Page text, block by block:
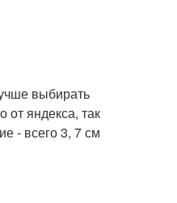
выбирать
яндекса, так
- всего 3, 7 см